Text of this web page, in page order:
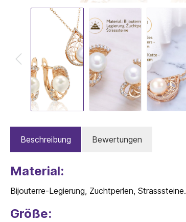
Beschreibung Bewertungen
Material:
Bijouterre-Legierung, Zuchtperlen, Strasssteine.
Größe: